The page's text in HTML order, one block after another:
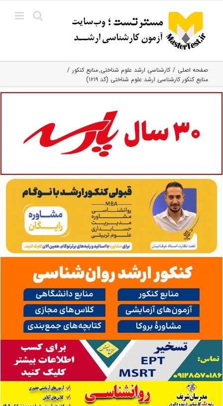
content
صفحه اصلی کارشناسی ارشد علوم شناختی منابع کنکور
منابع کنکور کارشناسی ارشد علوم شناختی (کد ۱۲۱۹)